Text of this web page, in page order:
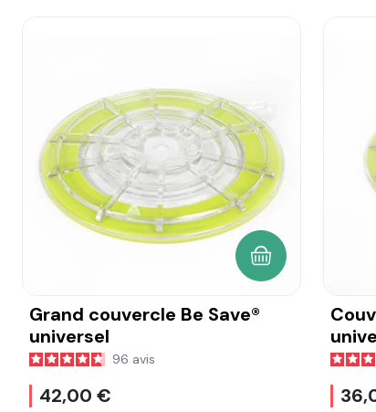
Grand couvercle Be Save®
universel
96 avis
42,00 €
AJOUTER AU